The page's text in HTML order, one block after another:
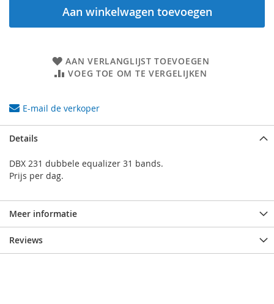
Aan winkelwagen toevoegen
AAN VERLANGLIJST TOEVOEGEN
VOEG TOE OM TE VERGELIJKEN
E-mail de verkoper
Details
DBX 231 dubbele equalizer 31 bands.
Prijs per dag.
Meer informatie
Reviews